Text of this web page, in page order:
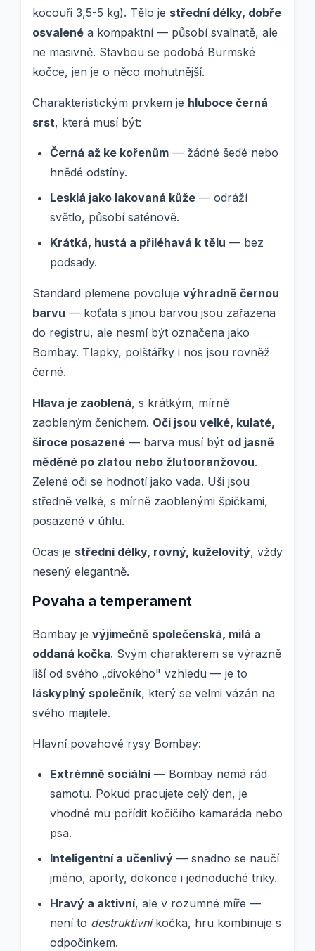
kocouři 3,5-5 kg). Tělo je střední délky, dobře
osvalené a kompaktní — působí svalnatě, ale
ne masivně. Stavbou se podobá Burmské
kočce, jen je o něco mohutnější.
Charakteristickým prvkem je hluboce černá
srst, která musí být:
Černá až ke kořenům — žádné šedé nebo
hnědé odstíny.
Lesklá jako lakovaná kůže — odráží
světlo, působí saténově.
Krátká, hustá a přiléhavá k tělu — bez
podsady.
Standard plemene povoluje výhradně černou
barvu — koťata s jinou barvou jsou zařazena
do registru, ale nesmí být označena jako
Bombay. Tlapky, polštářky i nos jsou rovněž
černé.
Hlava je zaoblená, s krátkým, mírně
zaobleným čenichem. Oči jsou velké, kulaté,
široce posazené — barva musí být od jasně
měděné po zlatou nebo žlutooranžovou.
Zelené oči se hodnotí jako vada. Uši jsou
středně velké, s mírně zaoblenými špičkami,
posazené v úhlu.
Ocas je střední délky, rovný, kuželovitý, vždy
nesený elegantně.
Povaha a temperament
Bombay je výjimečně společenská, milá a
oddaná kočka. Svým charakterem se výrazně
liší od svého „divokého" vzhledu — je to
láskyplný společník, který se velmi vázán na
svého majitele.
Hlavní povahové rysy Bombay:
Extrémně sociální— Bombay nemá rád
samotu. Pokud pracujete celý den, je
vhodné mu pořídit kočičího kamaráda nebo
psa.
Inteligentní a učenlivý — snadno se naučí
jméno, aporty, dokonce i jednoduché triky.
Hravý a aktivní, ale v rozumné míře —
není to destruktivníkočka, hru kombinuje s
odpočinkem.